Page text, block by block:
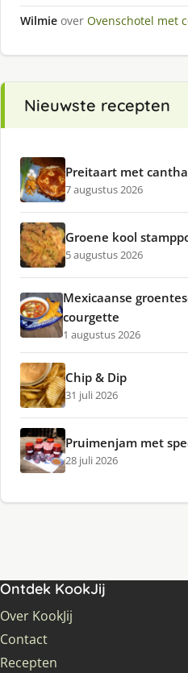
Wilmie over Ovenschotel met
Nieuwste recepten
Preitaart met
7 augustus 2026
Groene kool
5 augustus 2026
Mexicaanse
courgette
1 augustus 2026
Chip & Dip
31 juli 2026
Pruimenjam met
28 juli 2026
Ontdek KookJij
Over KookJij
Contact
Recepten